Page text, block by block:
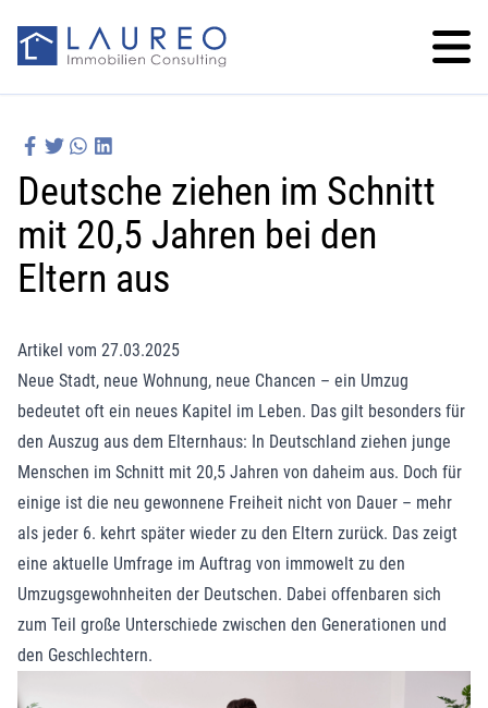
Deutsche ziehen im Schnitt
mit 20,5 Jahren bei den
Eltern aus
Artikel vom 27.03.2025
Neue Stadt, neue Wohnung, neue Chancen – ein Umzug
bedeutet oft ein neues Kapitel im Leben. Das gilt besonders für
den Auszug aus dem Elternhaus: In Deutschland ziehen junge
Menschen im Schnitt mit 20,5 Jahren von daheim aus. Doch für
einige ist die neu gewonnene Freiheit nicht von Dauer – mehr
als jeder 6. kehrt später wieder zu den Eltern zurück. Das zeigt
eine aktuelle Umfrage im Auftrag von immowelt zu den
Umzugsgewohnheiten der Deutschen. Dabei offenbaren sich
zum Teil große Unterschiede zwischen den Generationen und
den Geschlechtern.